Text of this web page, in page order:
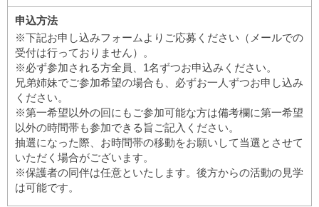
申込方法
※下記お申し込みフォームよりご応募ください（メールでの
受付は行っておりません）。
※必ず参加される方全員、1名ずつお申込みください。
兄弟姉妹でご参加希望の場合も、必ずお一人ずつお申し込み
ください。
※第一希望以外の回にもご参加可能な方は備考欄に第一希望
以外の時間帯も参加できる旨ご記入ください。
抽選になった際、お時間帯の移動をお願いして当選とさせて
いただく場合がございます。
※保護者の同伴は任意といたします。後方からの活動の見学
は可能です。